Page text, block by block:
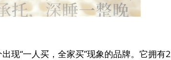
现“一人买，全家买”现象的品牌。它拥有2